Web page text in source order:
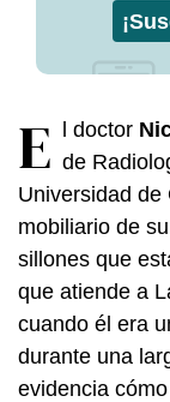
E l doctor
de
Universidad de
mobiliario de
sillones que
que atiende a
cuando él era
durante una
evidencia